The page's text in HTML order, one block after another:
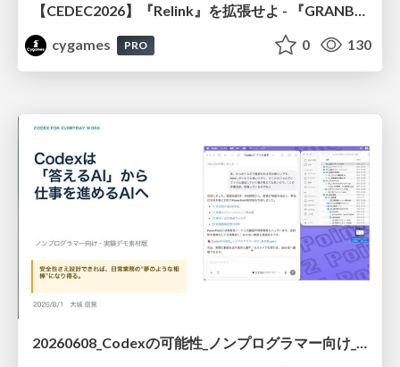
【CEDEC2026】『Relink』を拡張せよ - 『GRANBLUE FANTASY: Relink - Endless Ragnarok』の開発速度と品質を守るCI運用
cygames
PRO 0 130
20260608_Codexの可能性_ノンプログラマー向け_大城追記